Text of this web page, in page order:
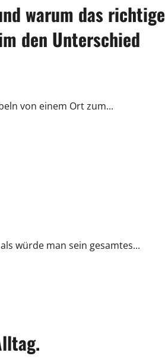
warum das richtige
den Unterschied
von einem Ort zum...
würde man sein gesamtes...